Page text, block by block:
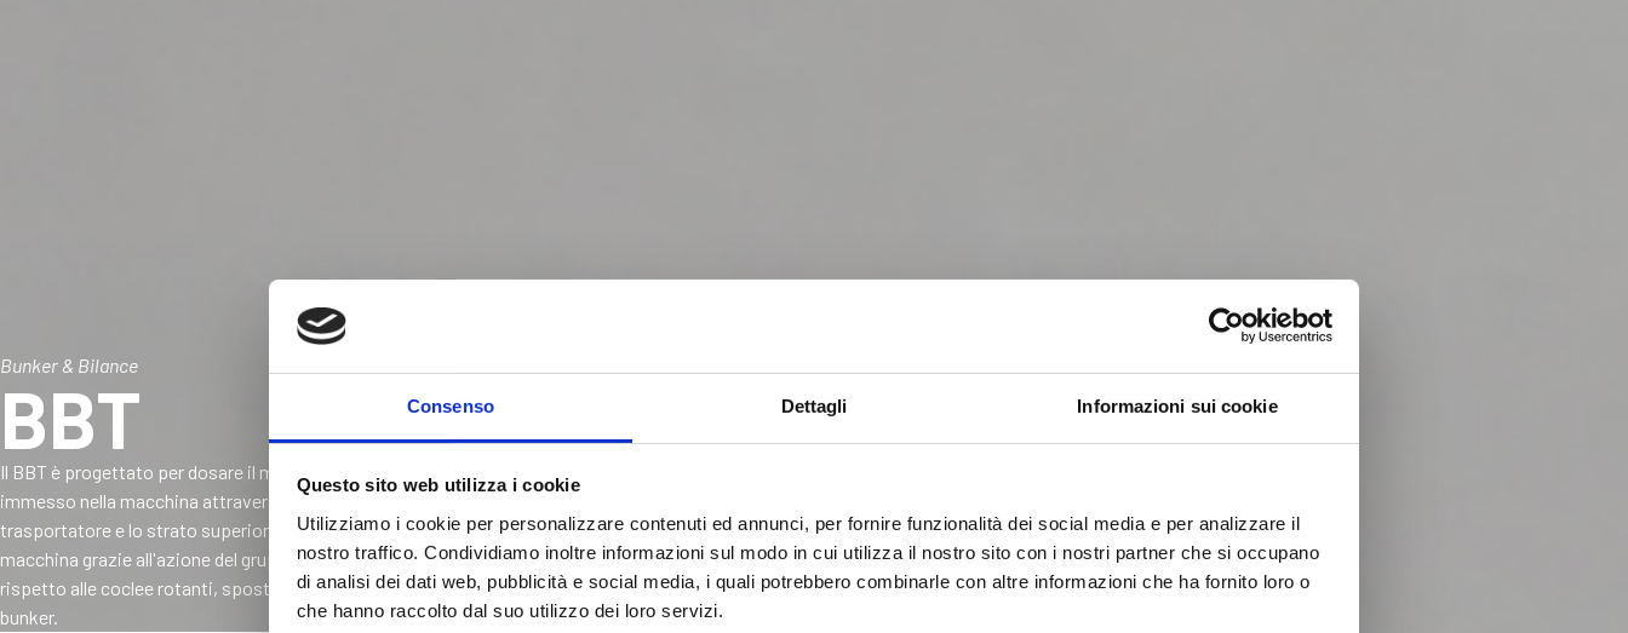
Consenso Dettagli Informazioni sui cookie
Questo sito web utilizza i cookie
Utilizziamo i cookie per personalizzare contenuti ed annunci, per fornire funzionalità dei social media e per analizzare il
nostro traffico. Condividiamo inoltre informazioni sul modo in cui utilizza il nostro sito con i nostri partner che si occupano
di analisi dei dati web, pubblicità e social media, i quali potrebbero combinarle con altre informazioni che ha fornito loro o
che hanno raccolto dal suo utilizzo dei loro servizi.
Bunker & Bilance
BBT
Il BBT è progettato per dosare il materiale e regolarne il flusso verso la fase successiva. Il materiale
immesso nella macchina attraverso la tramoggia di alimentazione viene depositato su un nastro
trasportatore e lo strato superiore del materiale viene continuamente portato verso il retro della
macchina grazie all'azione del gruppo coclee. Il nastro, che muove il materiale in direzione opposta
rispetto alle coclee rotanti, sposta il materiale verso la bocca di scarico nella parte anteriore del
bunker.